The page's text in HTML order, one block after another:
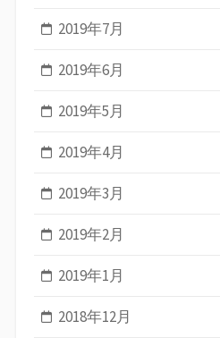
2019年7月
2019年6月
2019年5月
2019年4月
2019年3月
2019年2月
2019年1月
2018年12月